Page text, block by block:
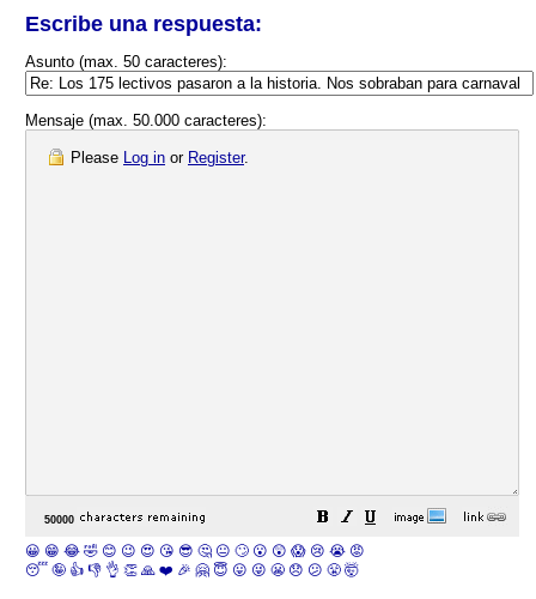
Escribe una respuesta:
Asunto (max. 50 caracteres):
Mensaje (max. 50.000 caracteres):
Please Log in or Register.
😀 😁 😂 🤣 😊 😉 😍 😘 😎 🤔 😐 🙄 😮 😲 😱 😢 😭 😡
😴 🤪 👍 👎 👌 👏 🙏 ❤️ 🎉 🤗 😇 😛 😜 😬 😞 😕 😤 🤯